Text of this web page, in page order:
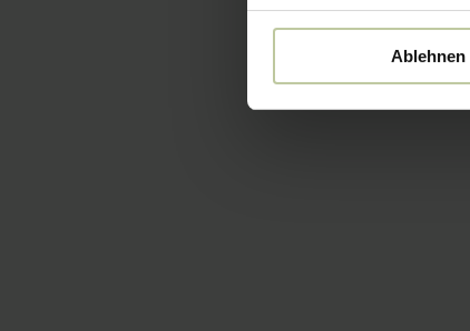
Ablehnen